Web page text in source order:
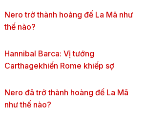
Nero trở thành hoàng đế La Mã như
thế nào?
Hannibal Barca: Vị tướng
Carthagekhiến Rome khiếp sợ
Nero đã trở thành hoàng đế La Mã
như thế nào?